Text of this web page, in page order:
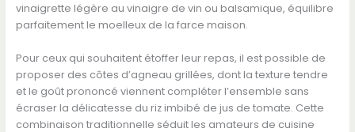
vinaigrette légère au vinaigre de vin ou balsamique, équilibre
parfaitement le moelleux de la farce maison.
Pour ceux qui souhaitent étoffer leur repas, il est possible de
proposer des côtes d’agneau grillées, dont la texture tendre
et le goût prononcé viennent compléter l’ensemble sans
écraser la délicatesse du riz imbibé de jus de tomate. Cette
combinaison traditionnelle séduit les amateurs de cuisine